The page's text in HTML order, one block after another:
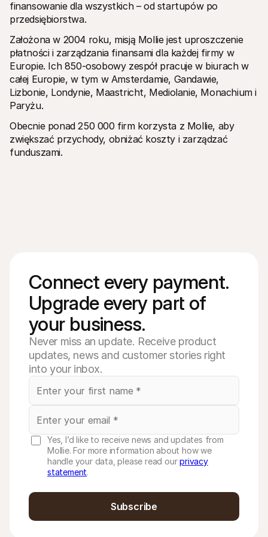
finansowanie dla wszystkich – od startupów po
przedsiębiorstwa.
Założona w 2004 roku, misją Mollie jest uproszczenie
płatności i zarządzania finansami dla każdej firmy w
Europie. Ich 850-osobowy zespół pracuje w biurach w
całej Europie, w tym w Amsterdamie, Gandawie,
Lizbonie, Londynie, Maastricht, Mediolanie, Monachium i
Paryżu.
Obecnie ponad 250 000 firm korzysta z Mollie, aby
zwiększać przychody, obniżać koszty i zarządzać
funduszami.
Connect every payment.
Upgrade every part of
your business.
Never miss an update. Receive product
updates, news and customer stories right
into your inbox.
Yes, I’d like to receive news and updates from
Mollie. For more information about how we
handle your data, please read ourprivacy
statement.
Subscribe